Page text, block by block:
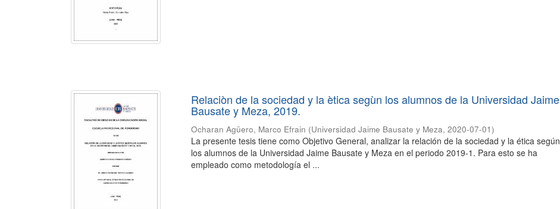
Relaciòn de la sociedad y la ètica segùn los alumnos de la Universidad Jaime
Bausate y Meza, 2019.
Ocharan Agüero, Marco Efrain (Universidad Jaime Bausate y Meza,2020-07-01)
La presente tesis tiene como Objetivo General, analizar la relación de la sociedad y la ética según
los alumnos de la Universidad Jaime Bausate y Meza en el periodo 2019-1. Para esto se ha
empleado como metodología el ...